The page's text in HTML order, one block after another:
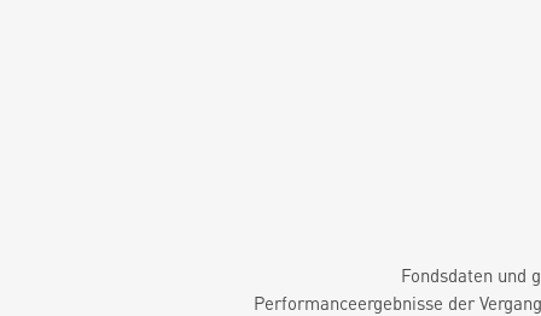
Fondsdaten und
Performanceergebnisse der